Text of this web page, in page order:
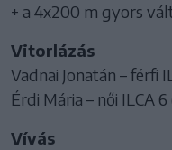
+ a 4x200 m gyors
Vitorlázás
Vadnai Jonatán – férfi
Érdi Mária – női ILCA
Vívás